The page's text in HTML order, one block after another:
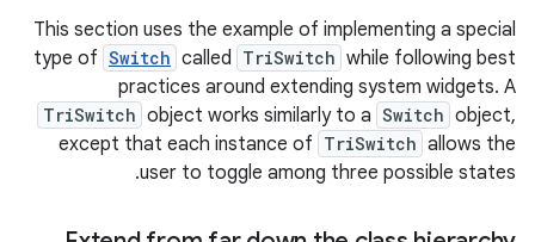
This section uses the example of implementing a special
type of Switch called TriSwitch while following best
practices around extending system widgets. A
TriSwitch object works similarly to a Switch object,
except that each instance of TriSwitch allows the
user to toggle among three possible states
.